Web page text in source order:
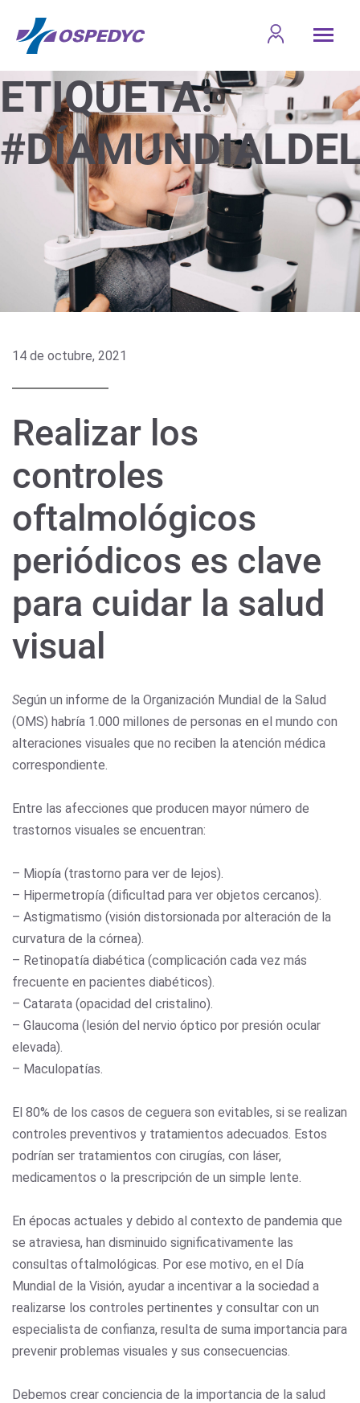
ETIQUETA:
14 de octubre, 2021
Realizar los
controles
oftalmológicos
periódicos es clave
para cuidar la salud
visual
Según un informe de la Organización Mundial de la Salud
(OMS) habría 1.000 millones de personas en el mundo con
alteraciones visuales que no reciben la atención médica
correspondiente.
Entre las afecciones que producen mayor número de
trastornos visuales se encuentran:
– Miopía (trastorno para ver de lejos).
– Hipermetropía (dificultad para ver objetos cercanos).
– Astigmatismo (visión distorsionada por alteración de la
curvatura de la córnea).
– Retinopatía diabética (complicación cada vez más
frecuente en pacientes diabéticos).
– Catarata (opacidad del cristalino).
– Glaucoma (lesión del nervio óptico por presión ocular
elevada).
– Maculopatías.
El 80% de los casos de ceguera son evitables, si se realizan
controles preventivos y tratamientos adecuados. Estos
podrían ser tratamientos con cirugías, con láser,
medicamentos o la prescripción de un simple lente.
En épocas actuales y debido al contexto de pandemia que
se atraviesa, han disminuido significativamente las
consultas oftalmológicas. Por ese motivo, en el Día
Mundial de la Visión, ayudar a incentivar a la sociedad a
realizarse los controles pertinentes y consultar con un
especialista de confianza, resulta de suma importancia para
prevenir problemas visuales y sus consecuencias.
Debemos crear conciencia de la importancia de la salud